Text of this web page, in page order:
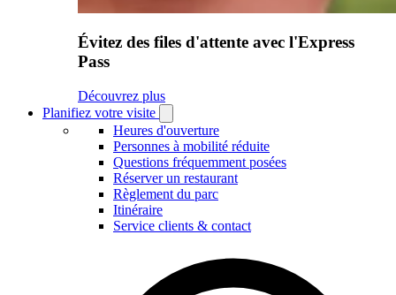
Évitez des files d'attente avec l'Express
Pass
Découvrez plus
Planifiez votre visite
Planifiez
votre
visite
submenu
Heures d'ouverture
Personnes à mobilité réduite
Questions fréquemment posées
Réserver un restaurant
Règlement du parc
Itinéraire
Service clients & contact